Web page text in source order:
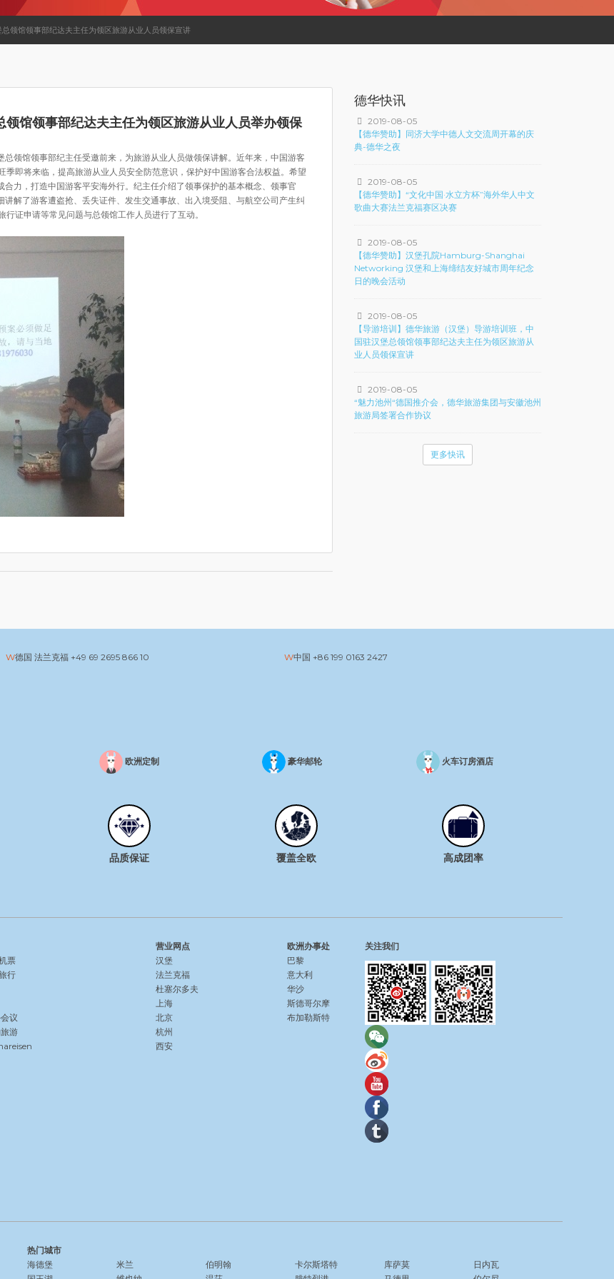
领馆领事部纪达夫主任为领区旅游从业人员领保宣讲
馆领事部纪达夫主任为领区旅游从业人员举办领保
领馆领事部纪主任受邀前来，为旅游从业人员做领保讲解。近年来，中国游客
即将来临，提高旅游从业人员安全防范意识，保护好中国游客合法权益。希望
力，打造中国游客平安海外行。纪主任介绍了领事保护的基本概念、领事官
解了游客遭盗抢、丢失证件、发生交通事故、出入境受阻、与航空公司产生纠
证申请等常见问题与总领馆工作人员进行了互动。
德华快讯
2019-08-05
【德华赞助】同济大学中德人文交流周开幕的庆
典-德华之夜
2019-08-05
【德华赞助】“文化中国·水立方杯”海外华人中文
歌曲大赛法兰克福赛区决赛
2019-08-05
【德华赞助】汉堡孔院Hamburg-Shanghai
Networking 汉堡和上海缔结友好城市周年纪念
日的晚会活动
2019-08-05
【导游培训】德华旅游（汉堡）导游培训班，中
国驻汉堡总领馆领事部纪达夫主任为领区旅游从
业人员领保宣讲
2019-08-05
“魅力池州“德国推介会，德华旅游集团与安徽池州
旅游局签署合作协议
更多快讯
德国 法兰克福 +49 69 2695 866 10 中国 +86 199 0163 2427
欧洲定制 豪华邮轮 火车订房酒店
品质保证 覆盖全欧 高成团率
票
行
议
游
营业网点
汉堡
法兰克福
杜塞尔多夫
上海
北京
杭州
西安
欧洲办事处
巴黎
意大利
华沙
斯德哥尔摩
布加勒斯特
关注我们
热门城市
海德堡
米兰
伯明翰
卡尔斯塔特
库萨莫
日内瓦